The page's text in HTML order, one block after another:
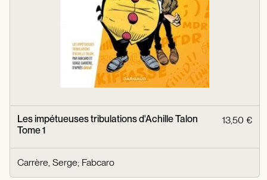
Les impétueuses tribulations d'Achille Talon
Tome 1
13,50 €
Carrère, Serge; Fabcaro